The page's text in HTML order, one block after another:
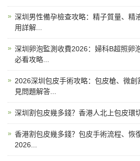
深圳男性備孕檢查攻略：精子質量、精
用詳解...
深圳卵泡監測收費2026：婦科B超照卵
必看攻略...
2026深圳包皮手術攻略：包皮槍、微
見問題解答...
深圳割包皮幾多錢？香港人北上包皮環
香港割包皮幾多錢？包皮手術流程、恢
2026...